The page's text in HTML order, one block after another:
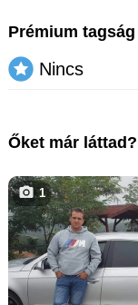
Prémium tagság
Nincs
Őket már láttad?
1